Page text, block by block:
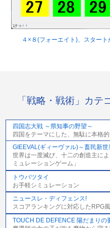
４×８(フォーエイト)、スタート
「戦略・戦術」カ
四国志大戦 ～県知事の野望～
四国をテーマにした、無駄に本格
GIEEVAL(ギィーヴァル)～畜民新世
世界は一度滅び、十二の創造主に
ミュレーションゲーム」
トウバツタイ
お手軽シミュレーション
ニュースレ・ディフェンス!
スコアランキングに対応したRPG
TOUCH DE DEFENCE 陽だまりの